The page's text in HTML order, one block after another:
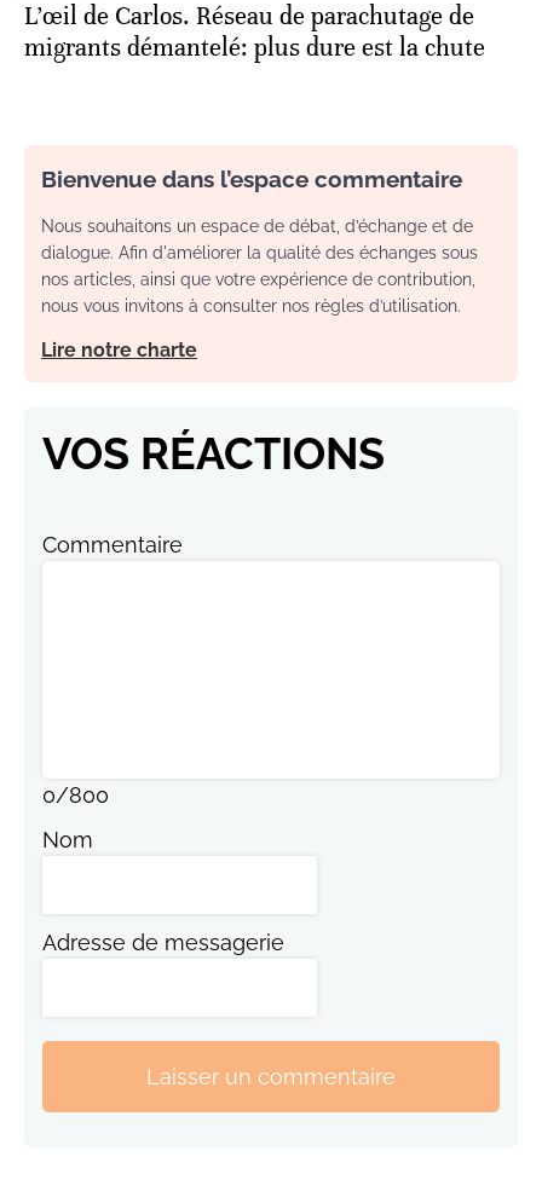
L’œil de Carlos. Réseau de parachutage de
migrants démantelé: plus dure est la chute
Bienvenue dans l’espace commentaire
Nous souhaitons un espace de débat, d’échange et de
dialogue. Afin d'améliorer la qualité des échanges sous
nos articles, ainsi que votre expérience de contribution,
nous vous invitons à consulter nos règles d’utilisation.
Lire notre charte
VOS RÉACTIONS
Commentaire
0/800
Nom
Adresse de messagerie
Laisser un commentaire